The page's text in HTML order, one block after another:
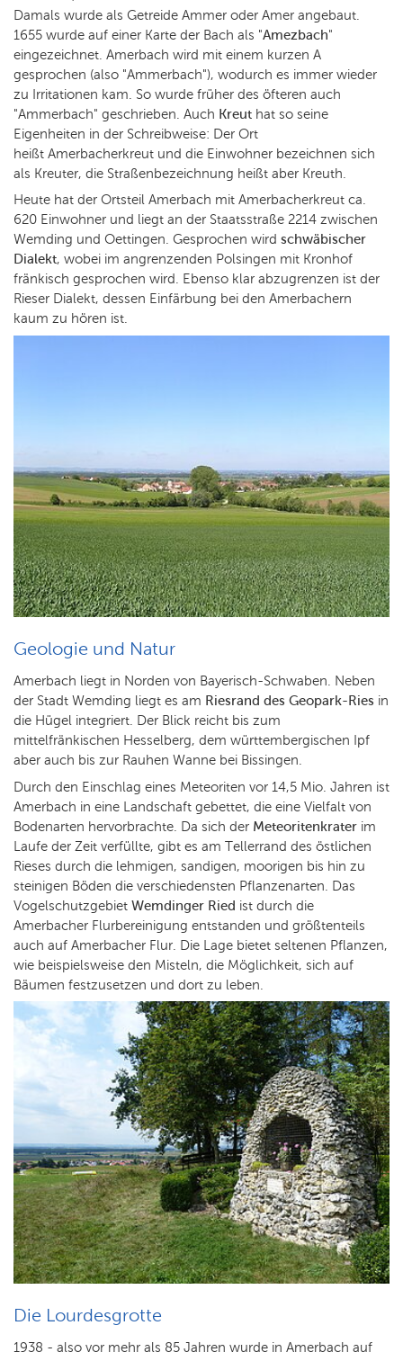
Damals wurde als Getreide Ammer oder Amer angebaut.
1655 wurde auf einer Karte der Bach als "Amezbach"
eingezeichnet. Amerbach wird mit einem kurzen A
gesprochen (also "Ammerbach"), wodurch es immer wieder
zu Irritationen kam. So wurde früher des öfteren auch
"Ammerbach" geschrieben. Auch Kreut hat so seine
Eigenheiten in der Schreibweise: Der Ort
heißt Amerbacherkreut und die Einwohner bezeichnen sich
als Kreuter, die Straßenbezeichnung heißt aber Kreuth.
Heute hat der Ortsteil Amerbach mit Amerbacherkreut ca.
620 Einwohner und liegt an der Staatsstraße 2214 zwischen
Wemding und Oettingen. Gesprochen wird schwäbischer
Dialekt, wobei im angrenzenden Polsingen mit Kronhof
fränkisch gesprochen wird. Ebenso klar abzugrenzen ist der
Rieser Dialekt, dessen Einfärbung bei den Amerbachern
kaum zu hören ist.
Geologie und Natur
Amerbach liegt in Norden von Bayerisch-Schwaben. Neben
der Stadt Wemding liegt es am Riesrand des Geopark-Ries in
die Hügel integriert. Der Blick reicht bis zum
mittelfränkischen Hesselberg, dem württembergischen Ipf
aber auch bis zur Rauhen Wanne bei Bissingen.
Durch den Einschlag eines Meteoriten vor 14,5 Mio. Jahren ist
Amerbach in eine Landschaft gebettet, die eine Vielfalt von
Bodenarten hervorbrachte. Da sich der Meteoritenkrater im
Laufe der Zeit verfüllte, gibt es am Tellerrand des östlichen
Rieses durch die lehmigen, sandigen, moorigen bis hin zu
steinigen Böden die verschiedensten Pflanzenarten. Das
Vogelschutzgebiet Wemdinger Ried ist durch die
Amerbacher Flurbereinigung entstanden und größtenteils
auch auf Amerbacher Flur. Die Lage bietet seltenen Pflanzen,
wie beispielsweise den Misteln, die Möglichkeit, sich auf
Bäumen festzusetzen und dort zu leben.
Die Lourdesgrotte
1938 - also vor mehr als 85 Jahren wurde in Amerbach auf